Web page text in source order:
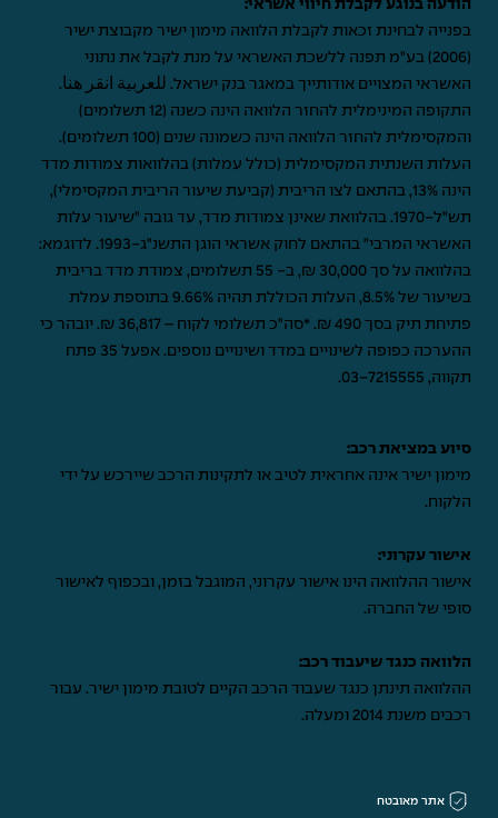
הודעה בנוגע לקבלת חיווי אשראי:
בפנייה לבחינת זכאות לקבלת הלוואה מימון ישיר מקבוצת ישיר
(2006) בע"מ תפנה ללשכת האשראי על מנת לקבל את נתוני
האשראי המצויים אודותייך במאגר בנק ישראל. للعربية انقر هنا.
התקופה המינימלית להחזר הלוואה הינה כשנה (12 תשלומים)
והמקסימלית להחזר הלוואה הינה כשמונה שנים (100 תשלומים).
העלות השנתית המקסימלית (כולל עמלות) בהלוואות צמודות מדד
הינה 13%, בהתאם לצו הריבית (קביעת שיעור הריבית המקסימלי),
תש"ל-1970. בהלוואת שאינן צמודות מדד, עד גובה "שיעור עלות
האשראי המרבי" בהתאם לחוק אשראי הוגן התשנ"ג-1993. לדוגמא:
בהלוואה על סך 30,000 ₪, ב- 55 תשלומים, צמודת מדד בריבית
בשיעור של 8.5%, העלות הכוללת תהיה 9.66% בתוספת עמלת
פתיחת תיק בסך 490 ₪. *סה"כ תשלומי לקוח – 36,817 ₪. יובהר כי
ההערכה כפופה לשינויים במדד ושינויים נוספים. אפעל 35 פתח
תקווה, 03-7215555
.
סיוע במציאת רכב:
מימון ישיר אינה אחראית לטיב או לתקינות הרכב שיירכש על ידי
הלקוח.
אישור עקרוני:
אישור ההלוואה הינו אישור עקרוני, המוגבל בזמן, ובכפוף לאישור
סופי של החברה.
הלוואה כנגד שיעבוד רכב:
ההלוואה תינתן כנגד שעבוד הרכב הקיים לטובת מימון ישיר. עבור
רכבים משנת 2014 ומעלה.
אתר מאובטח